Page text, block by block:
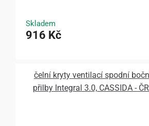
Skladem
916 Kč
čelní kryty ventilací spodní
přilby Integral 3.0, CASSIDA -